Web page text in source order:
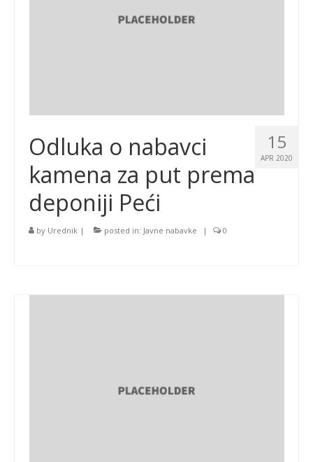
15
APR 2020
Odluka o nabavci
kamena za put prema
deponiji Peći
by Urednik | posted in: Javne nabavke | 0